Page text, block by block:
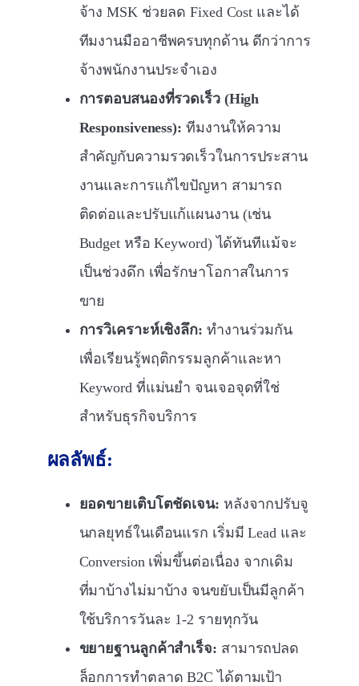
จ้าง MSK ช่วยลด Fixed Cost และได้
ทีมงานมืออาชีพครบทุกด้าน ดีกว่าการ
จ้างพนักงานประจำเอง
การตอบสนองที่รวดเร็ว (High
Responsiveness): ทีมงานให้ความ
สำคัญกับความรวดเร็วในการประสาน
งานและการแก้ไขปัญหา สามารถ
ติดต่อและปรับแก้แผนงาน (เช่น
Budget หรือ Keyword) ได้ทันทีแม้จะ
เป็นช่วงดึก เพื่อรักษาโอกาสในการ
ขาย
การวิเคราะห์เชิงลึก: ทำงานร่วมกัน
เพื่อเรียนรู้พฤติกรรมลูกค้าและหา
Keyword ที่แม่นยำ จนเจอจุดที่ใช่
สำหรับธุรกิจบริการ
ผลลัพธ์:
ยอดขายเติบโตชัดเจน: หลังจากปรับจู
นกลยุทธ์ในเดือนแรก เริ่มมี Lead และ
Conversion เพิ่มขึ้นต่อเนื่อง จากเดิม
ที่มาบ้างไม่มาบ้าง จนขยับเป็นมีลูกค้า
ใช้บริการวันละ 1-2 รายทุกวัน
ขยายฐานลูกค้าสำเร็จ: สามารถปลด
ล็อกการทำตลาด B2C ได้ตามเป้า